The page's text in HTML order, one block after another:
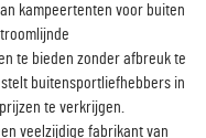
kampeertenten voor buiten
te bieden zonder afbreuk te
buitensportliefhebbers in
te verkrijgen.
veelzijdige fabrikant van